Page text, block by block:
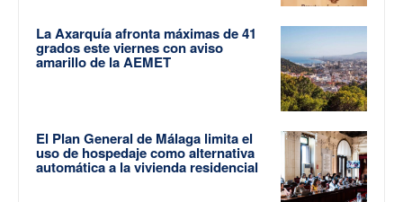
La Axarquía afronta máximas de 41
grados este viernes con aviso
amarillo de la AEMET
El Plan General de Málaga limita el
uso de hospedaje como alternativa
automática a la vivienda residencial